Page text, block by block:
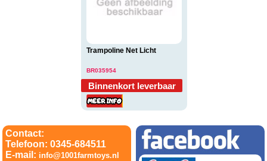
Trampoline Net Licht
BR035954
Binnenkort leverbaar
Contact:
Telefoon: 0345-684511
E-mail: info@1001farmtoys.nl